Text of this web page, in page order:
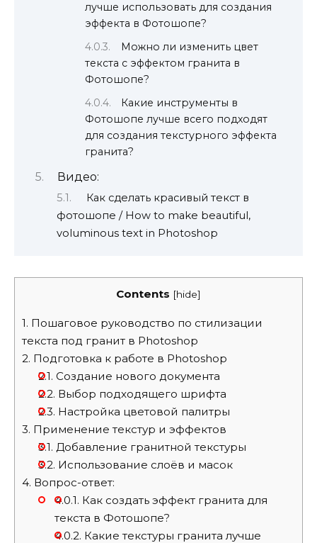
лучше использовать для создания
эффекта в Фотошопе?
Можно ли изменить цвет
текста с эффектом гранита в
Фотошопе?
Какие инструменты в
Фотошопе лучше всего подходят
для создания текстурного эффекта
гранита?
Видео:
Как сделать красивый текст в
фотошопе / How to make beautiful,
voluminous text in Photoshop
Contents [hide]
1. Пошаговое руководство по стилизации
текста под гранит в Photoshop
2. Подготовка к работе в Photoshop
2.1. Создание нового документа
2.2. Выбор подходящего шрифта
2.3. Настройка цветовой палитры
3. Применение текстур и эффектов
3.1. Добавление гранитной текстуры
3.2. Использование слоёв и масок
4. Вопрос-ответ:
4.0.1. Как создать эффект гранита для
текста в Фотошопе?
4.0.2. Какие текстуры гранита лучше